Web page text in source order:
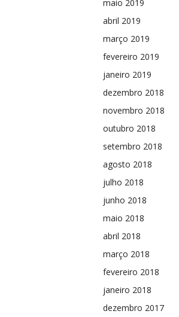
maio 2019
abril 2019
março 2019
fevereiro 2019
janeiro 2019
dezembro 2018
novembro 2018
outubro 2018
setembro 2018
agosto 2018
julho 2018
junho 2018
maio 2018
abril 2018
março 2018
fevereiro 2018
janeiro 2018
dezembro 2017